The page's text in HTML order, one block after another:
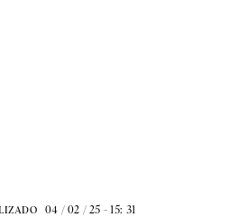
04 / 02 / 25 - 15: 31